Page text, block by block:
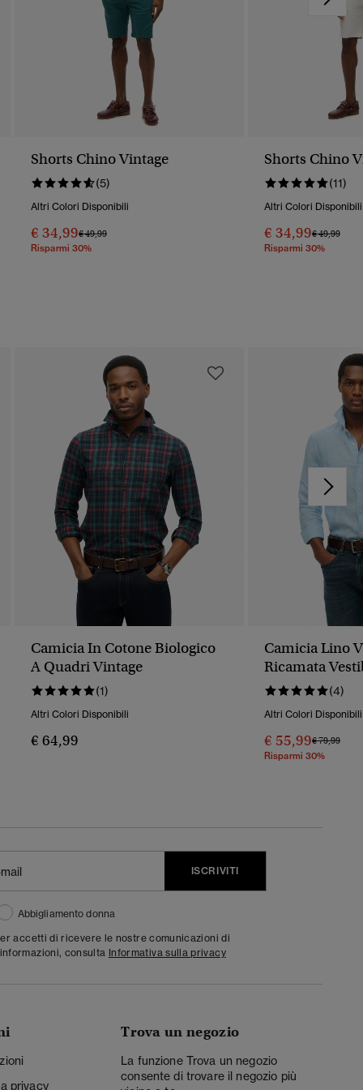
Shorts Chino Vintage
(5)
Altri Colori Disponibili
€ 34,99Prezzo Ridotto Da
€ 49,99A
Risparmi 30%
Shorts Chino
(11)
Altri Colori Disponibili
€ 34,99Prezzo
€ 49,99A
Risparmi 30%
Camicia In Cotone Biologico
A Quadri Vintage
(1)
Altri Colori Disponibili
€ 64,99
Camicia Lino
Ricamata
(4)
Altri Colori Disponibili
€ 55,99Prezzo
€ 79,99A
Risparmi 30%
ISCRIVITI
Abbigliamento donna
accetti di ricevere le nostre comunicazioni di
consulta Informativa sulla privacy
privacy
Trova un negozio
La funzione Trova un negozio
consente di trovare il negozio più